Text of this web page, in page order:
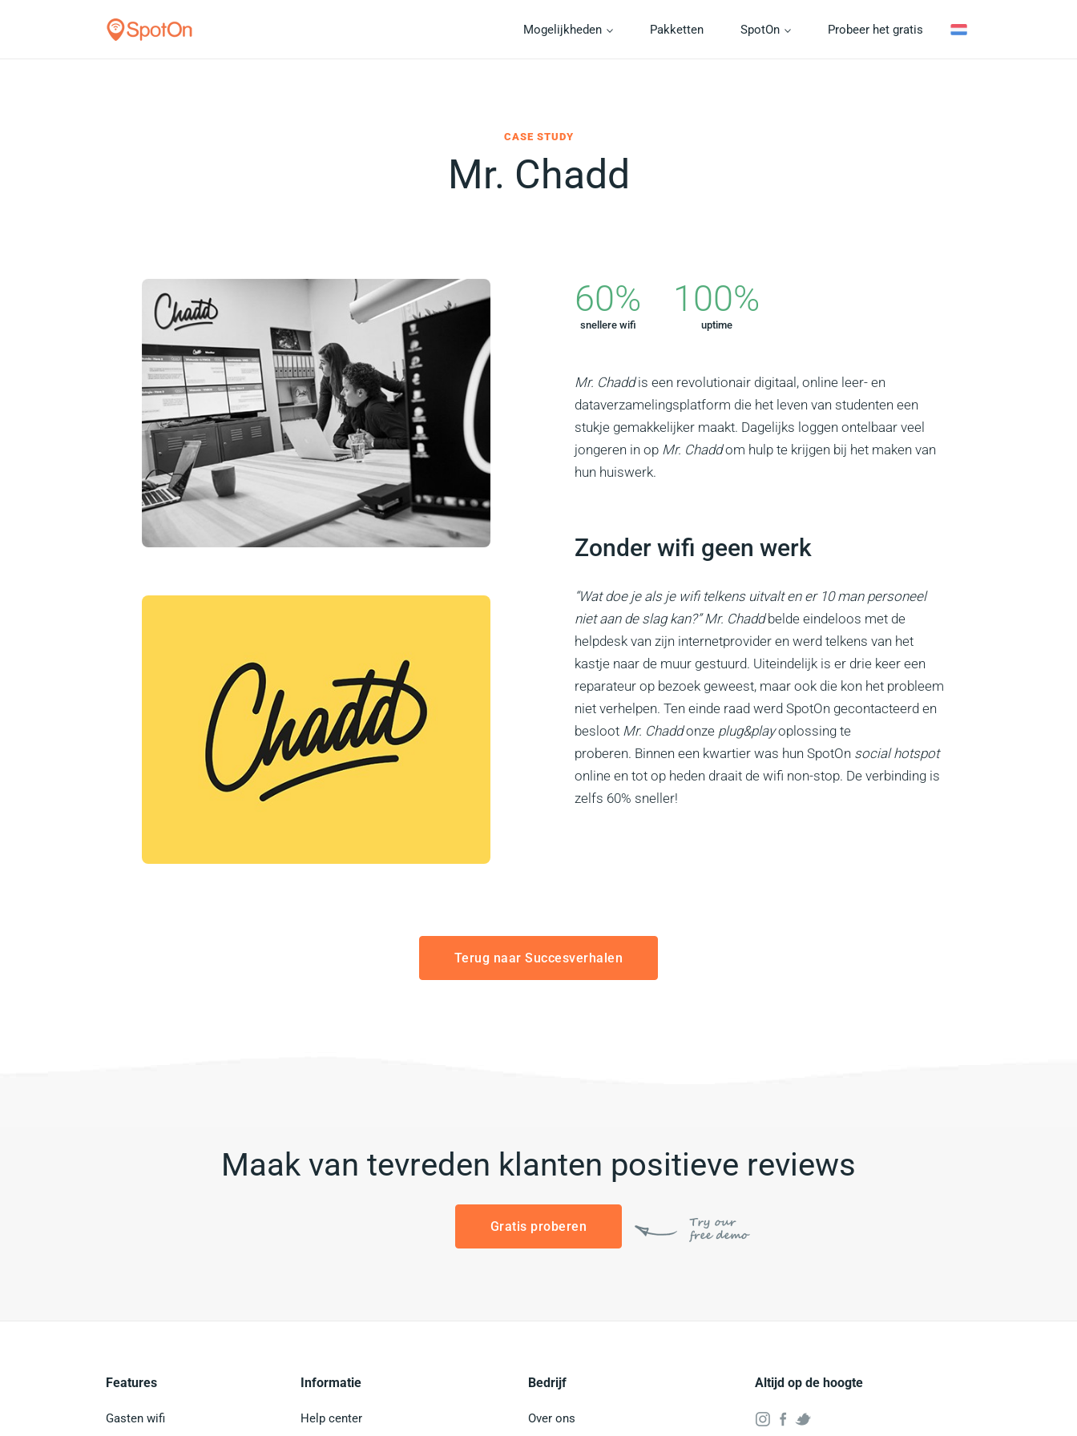
Mogelijkheden Pakketten SpotOn Probeer het gratis
CASE STUDY
Mr. Chadd
60%
snellere wifi
100%
uptime
Mr. Chaddis een revolutionair digitaal, online leer- en
dataverzamelingsplatform die het leven van studenten een
stukje gemakkelijker maakt. Dagelijks loggen ontelbaar veel
jongeren in op Mr. Chaddom hulp te krijgen bij het maken van
hun huiswerk.
Zonder wifi geen werk
“Wat doe je als je wifi telkens uitvalt en er 10 man personeel
niet aan de slag kan?” Mr. Chaddbelde eindeloos met de
helpdesk van zijn internetprovider en werd telkens van het
kastje naar de muur gestuurd. Uiteindelijk is er drie keer een
reparateur op bezoek geweest, maar ook die kon het probleem
niet verhelpen. Ten einde raad werd SpotOn gecontacteerd en
besloot Mr. Chaddonze plug&playoplossing te
proberen. Binnen een kwartier was hun SpotOn social hotspot
online en tot op heden draait de wifi non-stop. De verbinding is
zelfs 60% sneller!
Terug naar Succesverhalen
Maak van tevreden klanten positieve reviews
Gratis proberen
Features
Gasten wifi
Informatie
Help center
Bedrijf
Over ons
Altijd op de hoogte